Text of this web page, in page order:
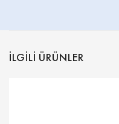
İLGILI ÜRÜNLER